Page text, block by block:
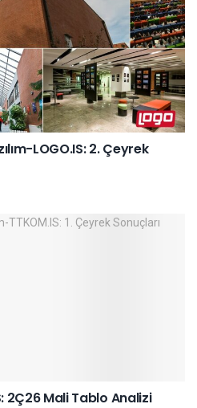
LOGO.IS: 2. Çeyrek
2Ç26 Mali Tablo Analizi